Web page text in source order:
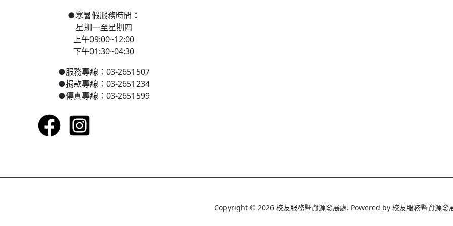
●寒暑假服務時間：
星期一至星期四
上午09:00~12:00
下午01:30~04:30
●服務專線：03-2651507
●捐款專線：03-2651234
●傳真專線：03-2651599
Copyright © 2026 校友服務暨資源發展處. Powered by 校友服務暨資源發